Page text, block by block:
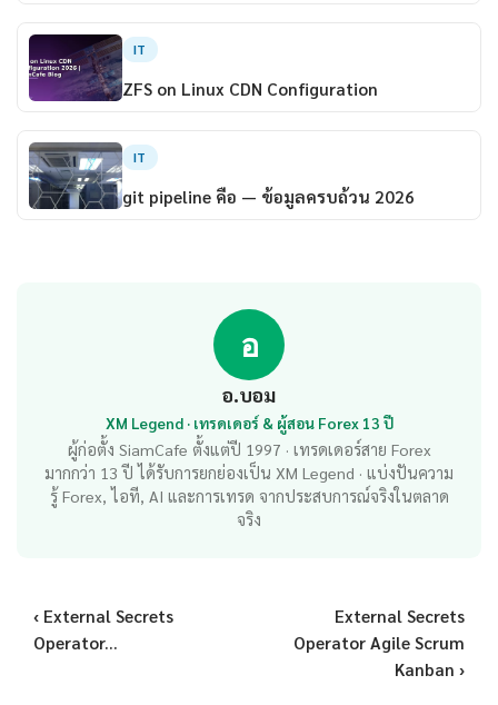
IT
ZFS on Linux CDN Configuration
IT
git pipeline คือ — ข้อมูลครบถ้วน 2026
อ
อ.บอม
XM Legend · เทรดเดอร์ & ผู้สอน Forex 13 ปี
ผู้ก่อตั้ง SiamCafe ตั้งแต่ปี 1997 · เทรดเดอร์สาย Forex
มากกว่า 13 ปี ได้รับการยกย่องเป็น XM Legend · แบ่งปันความ
รู้ Forex, ไอที, AI และการเทรด จากประสบการณ์จริงในตลาด
จริง
‹ External Secrets
Operator...
External Secrets
Operator Agile Scrum
Kanban ›